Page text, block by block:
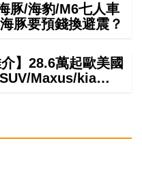
豚/海豹/M6七人車
豚要預錢換避震？
】28.6萬起歐美國
Maxus/kia…